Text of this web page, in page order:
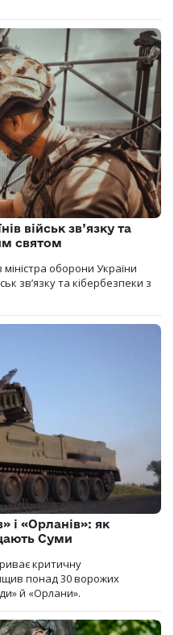
військ зв’язку та
святом
оборони України
зв’язку та кібербезпеки з
і «Орланів»: як
Суми
критичну
понад 30 ворожих
й «Орлани».